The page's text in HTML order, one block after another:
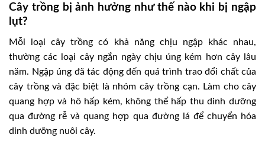
Cây trồng bị ảnh hưởng như thế nào khi bị ngập
lụt?
Mỗi loại cây trồng có khả năng chịu ngập khác nhau,
thường các loại cây ngắn ngày chịu úng kém hơn cây lâu
năm. Ngập úng đã tác động đến quá trình trao đổi chất của
cây trồng và đặc biệt là nhóm cây trồng cạn. Làm cho cây
quang hợp và hô hấp kém, không thể hấp thu dinh dưỡng
qua đường rễ và quang hợp qua đường lá để chuyển hóa
dinh dưỡng nuôi cây.